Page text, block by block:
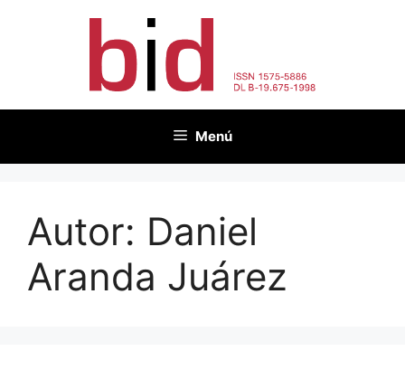
Menú
Autor: Daniel
Aranda Juárez